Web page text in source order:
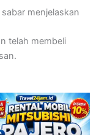
menjelaskan
telah membeli